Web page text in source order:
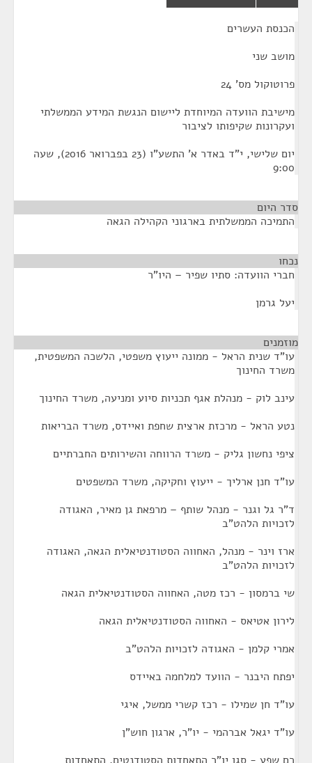
הכנסת העשרים
מושב שני
פרוטוקול מס' 24
מישיבת הוועדה המיוחדת ליישום הנגשת המידע הממשלתי
ועקרונות שקיפותו לציבור
יום שלישי, י"ד באדר א' התשע"ו (23 בפברואר 2016), שעה
9:00
סדר היום
התמיכה הממשלתית בארגוני הקהילה הגאה
נכחו
חברי הוועדה: סתיו שפיר – היו"ר
יעל גרמן
מוזמנים
עו"ד שנית הראל - ממונה ייעוץ משפטי, הלשכה המשפטית,
משרד החינוך
עינב לוק - מנהלת אגף תכניות סיוע ומניעה, משרד החינוך
נטע הראל - מרכזת ארצית שחפת ואיידס, משרד הבריאות
ציפי נחשון גליק - משרד הרווחה והשירותים החברתיים
עו"ד חנן ארליך - ייעוץ וחקיקה, משרד המשפטים
ד"ר גל וגנר - מנהל שותף – מרפאת גן מאיר, האגודה
לזכויות הלהט"ב
ארז וינר - מנהל, האחווה הסטודנטיאלית הגאה, האגודה
לזכויות הלהט"ב
שי ברמסון - רכז מטה, האחווה הסטודנטיאלית הגאה
לירון אטיאס - האחווה הסטודנטיאלית הגאה
אמרי קלמן - האגודה לזכויות הלהט"ב
יפתח היבנר - הוועד למלחמה באיידס
עו"ד חן שמילו - רכז קשרי ממשל, איגי
עו"ד יגאל אברהמי - יו"ר, ארגון חוש"ן